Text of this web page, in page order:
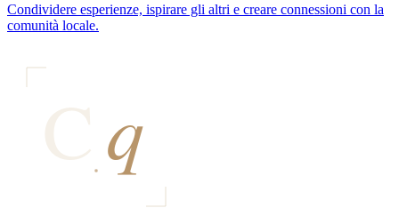
Condividere esperienze, ispirare gli altri e creare connessioni con la
comunità locale.